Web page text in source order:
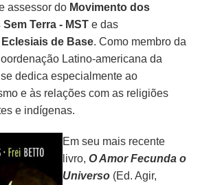
assessor do Movimento dos
Sem Terra - MST e das
de Base. Como membro da
Latino-americana da
dedica especialmente ao
e às relações com as religiões
e indígenas.
Em seu mais recente
livro,O Amor Fecunda o
Universo (Ed. Agir,